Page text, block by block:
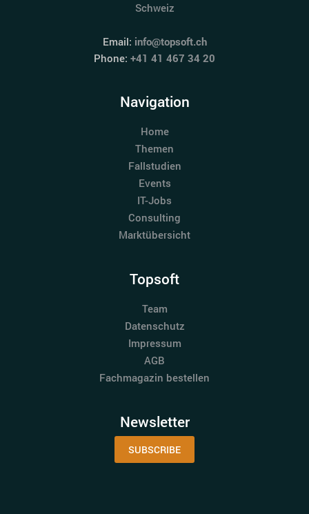
Schweiz
Email: info@topsoft.ch
Phone: +41 41 467 34 20
Navigation
Home
Themen
Fallstudien
Events
IT-Jobs
Consulting
Marktübersicht
Topsoft
Team
Datenschutz
Impressum
AGB
Fachmagazin bestellen
Newsletter
SUBSCRIBE